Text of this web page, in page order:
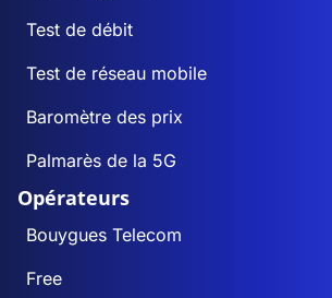
Test de débit
Test de réseau mobile
Baromètre des prix
Palmarès de la 5G
Opérateurs
Bouygues Telecom
Free